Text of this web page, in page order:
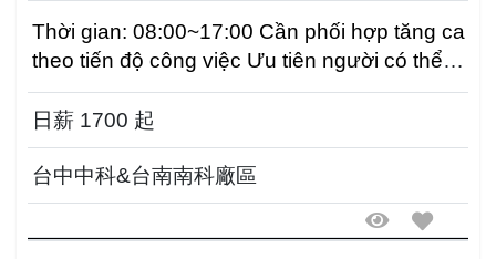
Thời gian: 08:00~17:00 Cần phối hợp tăng ca
theo tiến độ công việc Ưu tiên người có thể đi
làm xa...
日薪 1700 起
台中中科&台南南科廠區